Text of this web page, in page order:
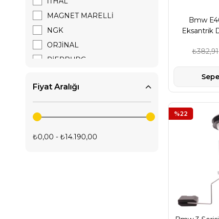
MAGNET MARELLİ
NGK
ORJİNAL
PİERBURG
SWAG
VALEO
Fiyat Aralığı
₺0,00 - ₺14.190,00
Bmw
Eksantrik
₺382,91
%22